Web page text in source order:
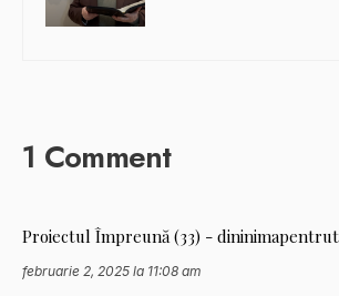
1 Comment
Proiectul Împreună (33) -
februarie 2, 2025 la 11:08 am